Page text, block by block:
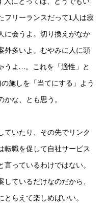
フリーランスだって1人は寂
に会うよ。切り換えがなか
外多いよ。むやみに人に頭
うよ…。これを「適性」と
施しを「当てにする」よう
な、とも思う。
ていたり、その先でリンク
転職を促して自社サービス
っているわけではない。
ているだけなのだから、
らえて楽しめばいい。